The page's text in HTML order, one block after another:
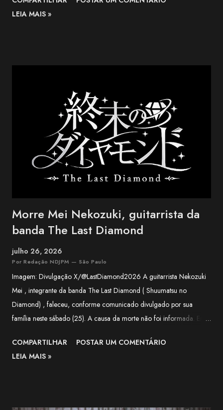
celebrar os 100 anos da Associação Okinawa Kenjin do Brasil
(AOKB) , fundada em 22 de agosto de 1926 . Além do centenário
influências da música tradicional de Okinawa com folk, blues e pop.
Entre os maiores sucessos do BEGIN estão "Shimanchu nu Takara",
"Nada Sousou", "Koishikute", "Egao no Manma" e "Umi no Koe" ,
canções que atravessaram ge...
LEIA MAIS »
Morre Mei Nekozuki, guitarrista da
banda The Last Diamond
julho 26, 2026
Por Redação NDJPM — São Paulo
Imagem: Divulgação X/@LastDiamond2026 A guitarrista Nekozuki
Mei , integrante da banda The Last Diamond ( Shuumatsu no
Diamond) , faleceu, conforme comunicado divulgado por sua
família neste sábado (25). A causa da morte não foi informada. Em
sua trajetória e lamentou a forma repentina como a notícia foi
comunicada. O funeral será realizado apenas com a presença de
COMPARTILHAR
POSTAR UM COMENTÁRIO
LEIA MAIS »